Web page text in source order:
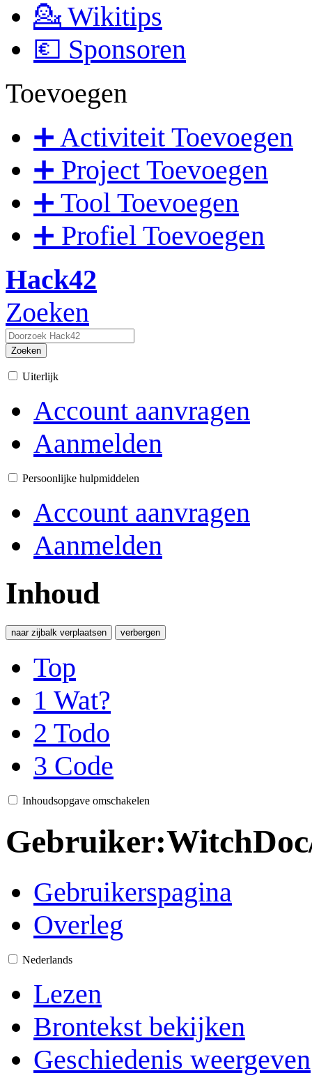
💁 Wikitips
💶 Sponsoren
Toevoegen
➕ Activiteit Toevoegen
➕ Project Toevoegen
➕ Tool Toevoegen
➕ Profiel Toevoegen
Hack42
Zoeken
Zoeken
Uiterlijk
Account aanvragen
Aanmelden
Persoonlijke hulpmiddelen
Account aanvragen
Aanmelden
Inhoud
naar zijbalk verplaatsen verbergen
Top
1 Wat?
2 Todo
3 Code
Inhoudsopgave omschakelen
Gebruiker:
Gebruikerspagina
Overleg
Nederlands
Lezen
Brontekst bekijken
Geschiedenis weergeven